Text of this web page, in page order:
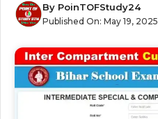
By PoinTOFStudy24
Published On: May 19, 2025